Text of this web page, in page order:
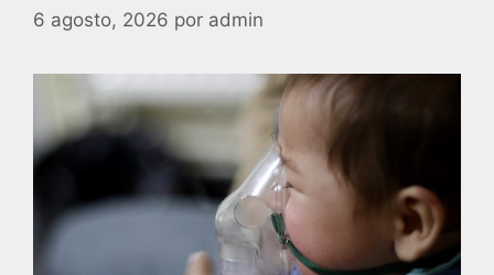
6 agosto, 2026 por admin